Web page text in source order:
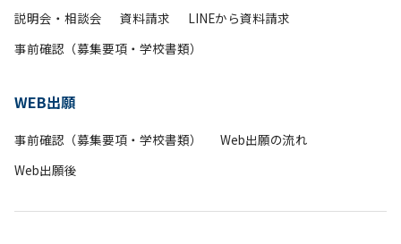
説明会・相談会
資料請求
LINEから資料請求
事前確認（募集要項・学校書類）
WEB出願
事前確認（募集要項・学校書類）
Web出願の流れ
Web出願後